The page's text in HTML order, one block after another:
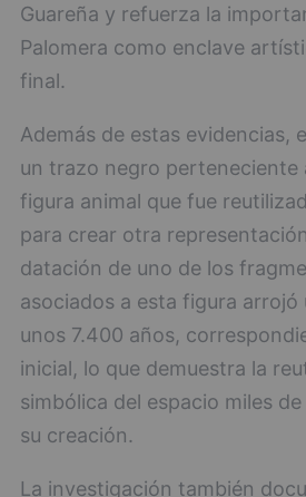
Guareña y refuerza la
Palomera como enclave
final.
Además de estas evidencias,
un trazo negro perteneciente
figura animal que fue
para crear otra
datación de uno de los
asociados a esta figura arrojó
unos 7.400 años,
inicial, lo que demuestra la
simbólica del espacio miles
su creación.
La investigación también